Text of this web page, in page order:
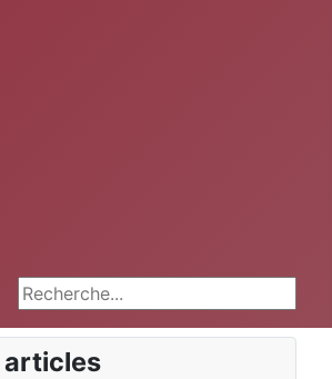
langue
Rechercher
articles